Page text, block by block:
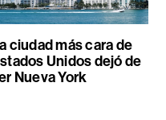
ciudad más cara de
Unidos dejó de
Nueva York